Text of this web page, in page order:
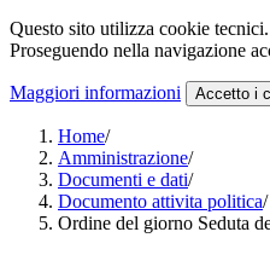
Questo sito utilizza cookie tecnici.
Proseguendo nella navigazione
Maggiori informazioni Accetto i
Home/
Amministrazione/
Documenti e dati/
Documento attivita politica/
Ordine del giorno Seduta